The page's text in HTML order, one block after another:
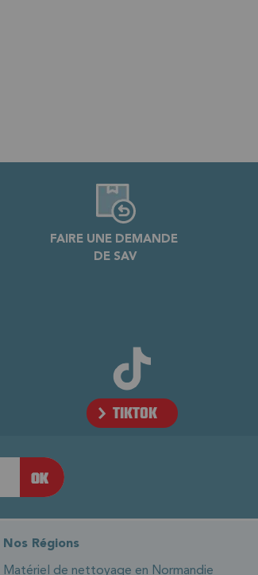
FAIRE UNE DEMANDE
DE SAV
TIKTOK
Nos Régions
Matériel de nettoyage en Normandie